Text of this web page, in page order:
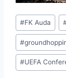
#FK Auda
#
#UEFA